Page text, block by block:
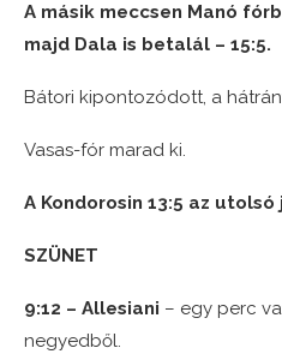
A másik meccsen Manó
majd Dala is betalál – 15:5.
Bátori kipontozódott, a
Vasas-fór marad ki.
A Kondorosin 13:5 az
SZÜNET
9:12 – Allesiani – egy perc
negyedből.